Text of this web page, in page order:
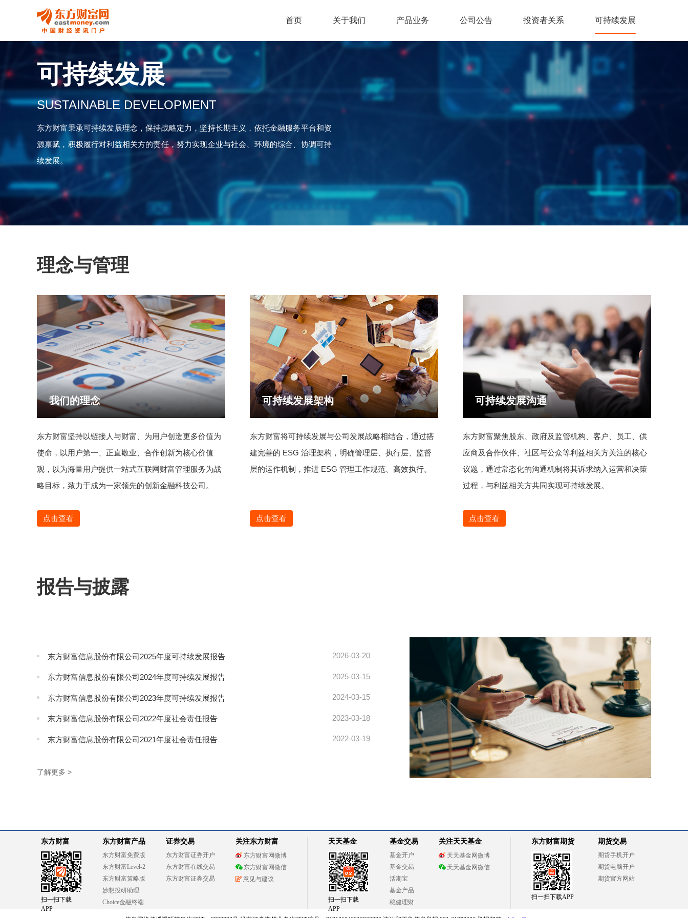
首页 关于我们 产品业务 公司公告 投资者关系 可持续发展
可持续发展
SUSTAINABLE DEVELOPMENT
东方财富秉承可持续发展理念，保持战略定力，坚持长期主义，依托金融服务平台和资
源禀赋，积极履行对利益相关方的责任，努力实现企业与社会、环境的综合、协调可持
续发展。
理念与管理
我们的理念
东方财富坚持以链接人与财富、为用户创造更多价值为
使命，以用户第一、正直敬业、合作创新为核心价值
观，以为海量用户提供一站式互联网财富管理服务为战
略目标，致力于成为一家领先的创新金融科技公司。
点击查看
可持续发展架构
东方财富将可持续发展与公司发展战略相结合，通过搭
建完善的 ESG 治理架构，明确管理层、执行层、监督
层的运作机制，推进 ESG 管理工作规范、高效执行。
点击查看
可持续发展沟通
东方财富聚焦股东、政府及监管机构、客户、员工、供
应商及合作伙伴、社区与公众等利益相关方关注的核心
议题，通过常态化的沟通机制将其诉求纳入运营和决策
过程，与利益相关方共同实现可持续发展。
点击查看
报告与披露
东方财富信息股份有限公司2025年度可持续发展报告 2026-03-20
东方财富信息股份有限公司2024年度可持续发展报告 2025-03-15
东方财富信息股份有限公司2023年度可持续发展报告 2024-03-15
东方财富信息股份有限公司2022年度社会责任报告 2023-03-18
东方财富信息股份有限公司2021年度社会责任报告 2022-03-19
了解更多 >